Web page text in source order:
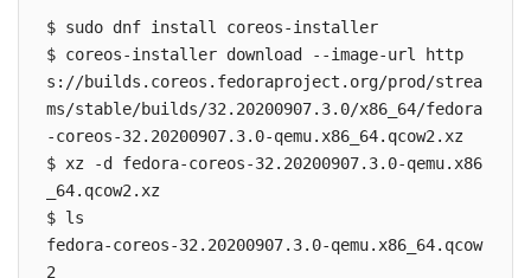
$ sudo dnf install coreos-installer
$ coreos-installer download --image-url http
s://builds.coreos.fedoraproject.org/prod/strea
ms/stable/builds/32.20200907.3.0/x86_64/fedora
-coreos-32.20200907.3.0-qemu.x86_64.qcow2.xz
$ xz -d fedora-coreos-32.20200907.3.0-qemu.x86
_64.qcow2.xz
$ ls
fedora-coreos-32.20200907.3.0-qemu.x86_64.qcow